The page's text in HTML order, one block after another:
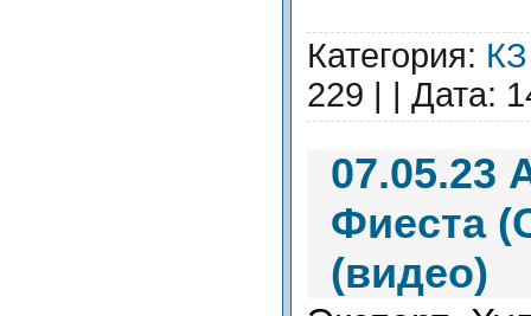
Категория:
229 | | Дата:
07.05.23
Фиеста
(видео)